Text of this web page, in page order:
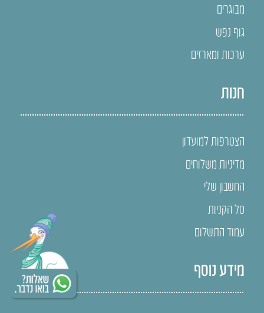
מבוגרים
גוף נפש
ערכות ומארזים
חנות
הצטרפות למועדון
מדיניות משלוחים
החשבון שלי
סל הקניות
עמוד התשלום
מידע נוסף